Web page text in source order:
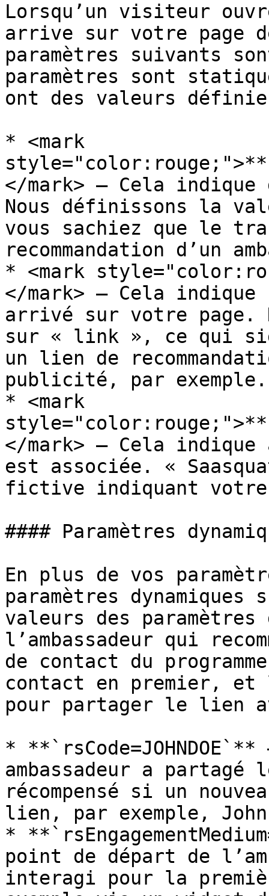
Lorsqu’un visiteur
arrive sur votre page
paramètres suivants
paramètres sont
ont des valeurs
* <mark
</mark> — Cela
Nous définissons la
vous sachiez que le
recommandation d’un
* <mark
</mark> — Cela
arrivé sur votre page.
sur « link », ce qui
un lien de
publicité, par exemple.
* <mark
</mark> — Cela
est associée. «
fictive indiquant votre
#### Paramètres
En plus de vos
paramètres
valeurs des paramètres
l’ambassadeur qui
de contact du
contact en premier,
pour partager le lien
*
ambassadeur a
récompensé si un
lien, par exemple,
*
point de départ de
interagi pour la